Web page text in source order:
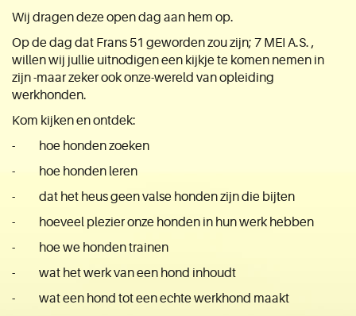
Wij dragen deze open dag aan hem op.
Op de dag dat Frans 51 geworden zou zijn; 7 MEI A.S. ,
willen wij jullie uitnodigen een kijkje te komen nemen in
zijn -maar zeker ook onze-wereld van opleiding
werkhonden.
Kom kijken en ontdek:
- hoe honden zoeken
- hoe honden leren
- dat het heus geen valse honden zijn die bijten
- hoeveel plezier onze honden in hun werk hebben
- hoe we honden trainen
- wat het werk van een hond inhoudt
- wat een hond tot een echte werkhond maakt